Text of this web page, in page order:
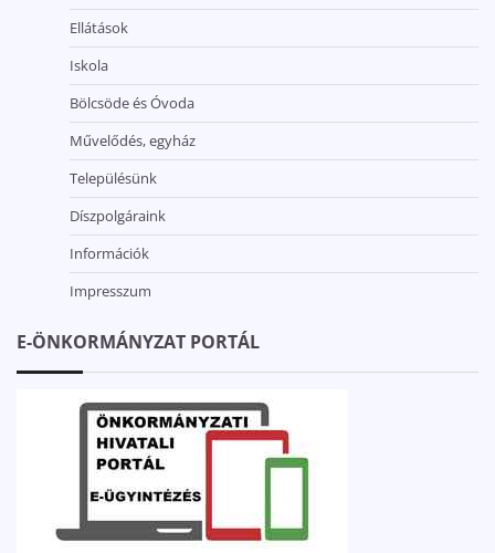
Ellátások
Iskola
Bölcsöde és Óvoda
Művelődés, egyház
Településünk
Díszpolgáraink
Információk
Impresszum
E-ÖNKORMÁNYZAT PORTÁL